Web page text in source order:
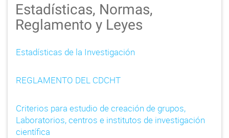
Estadísticas, Normas,
Reglamento y Leyes
Estadísticas de la Investigación
REGLAMENTO DEL CDCHT
Criterios para estudio de creación de grupos,
Laboratorios, centros e institutos de investigación
científica